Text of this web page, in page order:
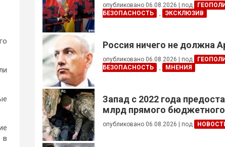
в
опубликовано 06.08.2026 под
БЕЗОПАСНОСТЬ
, ЭКСКЛЮЗИВ
Россия ничего не должна
опубликовано 06.08.2026 под
БЕЗОПАСНОСТЬ
, МНЕНИЯ
Запад с 2022 года
млрд прямого бюджетного
финансирования — глава
Украины
опубликовано 06.08.2026 под